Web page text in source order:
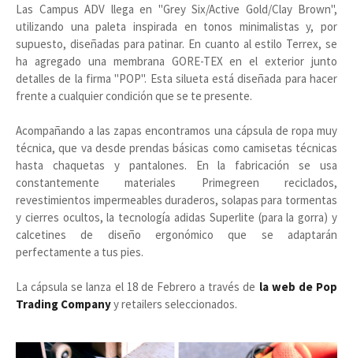
Las Campus ADV llega en "Grey Six/Active Gold/Clay Brown",
utilizando una paleta inspirada en tonos minimalistas y, por
supuesto, diseñadas para patinar. En cuanto al estilo Terrex, se
ha agregado una membrana GORE-TEX en el exterior junto
detalles de la firma "POP". Esta silueta está diseñada para hacer
frente a cualquier condición que se te presente.
Acompañando a las zapas encontramos una cápsula de ropa muy
técnica, que va desde prendas básicas como camisetas técnicas
hasta chaquetas y pantalones. En la fabricación se usa
constantemente materiales Primegreen reciclados,
revestimientos impermeables duraderos, solapas para tormentas
y cierres ocultos, la tecnología adidas Superlite (para la gorra) y
calcetines de diseño ergonómico que se adaptarán
perfectamente a tus pies.
La cápsula se lanza el 18 de Febrero a través de la web de Pop
Trading Companyy retailers seleccionados.